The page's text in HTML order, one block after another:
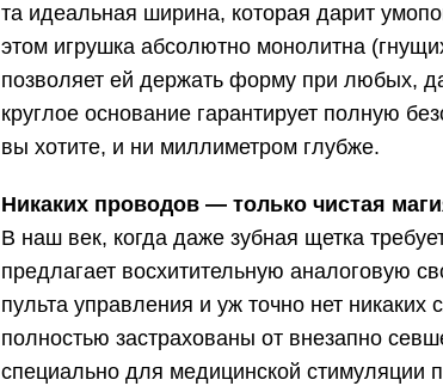
та идеальная ширина, которая дарит
этом игрушка абсолютно монолитна
позволяет ей держать форму при любых,
круглое основание гарантирует полную
вы хотите, и ни миллиметром глубже.
Никаких проводов — только чистая
В наш век, когда даже зубная щетка
предлагает восхитительную аналоговую
пульта управления и уж точно нет
полностью застрахованы от внезапно
специально для медицинской стимуляции